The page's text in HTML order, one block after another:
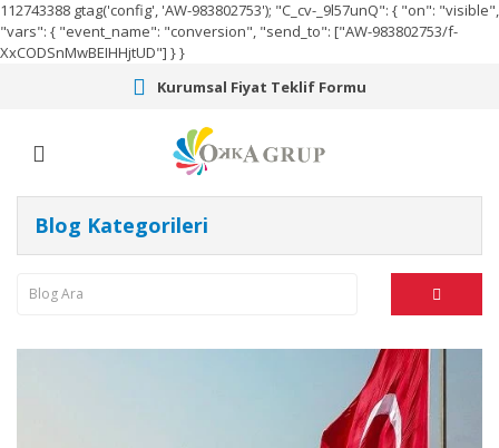
112743388 gtag('config', 'AW-983802753'); "C_cv-_9l57unQ": { "on": "visible",
"vars": { "event_name": "conversion", "send_to": ["AW-983802753/f-
XxCODSnMwBEIHHjtUD"] } }
Kurumsal Fiyat Teklif Formu
Blog Kategorileri